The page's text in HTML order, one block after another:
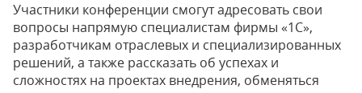
Участники конференции смогут адресовать свои
вопросы напрямую специалистам фирмы «1С»,
разработчикам отраслевых и специализированных
решений, а также рассказать об успехах и
сложностях на проектах внедрения, обменяться